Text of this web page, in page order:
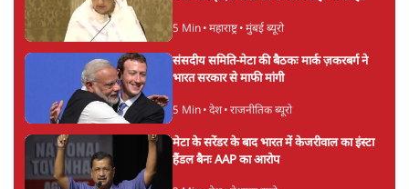
क्या आप इंदिरा गांधी का अपमान सही मानते हैं?
5 Min• महाराष्ट्र•मुंबई ब्यूरो
भारत सरकार से माफी मांगी
5 Min •देश•राजनीतिक ब्यूरो